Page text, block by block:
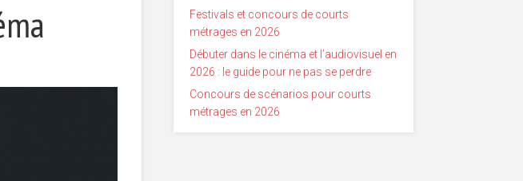
Festivals et concours de courts
métrages en 2026
Débuter dans le cinéma et l’audiovisuel en
2026 : le guide pour ne pas se perdre
Concours de scénarios pour courts
métrages en 2026